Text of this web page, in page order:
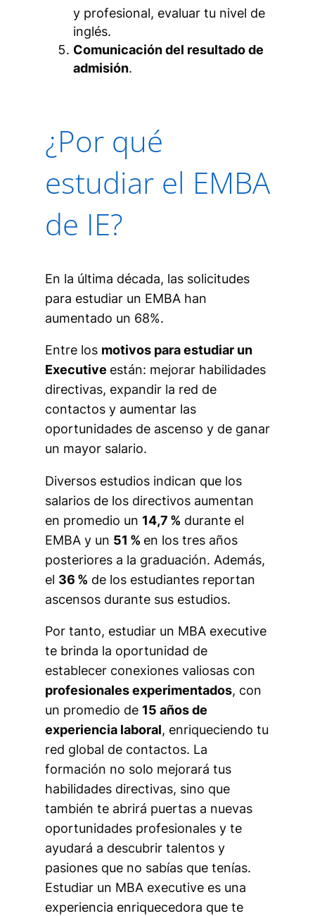
y profesional, evaluar tu nivel de
inglés.
Comunicación del resultado de
admisión.
¿Por qué
estudiar el EMBA
de IE?
En la última década, las solicitudes
para estudiar un EMBA han
aumentado un 68%.
Entre los motivos para estudiar un
Executive están: mejorar habilidades
directivas, expandir la red de
contactos y aumentar las
oportunidades de ascenso y de ganar
un mayor salario.
Diversos estudios indican que los
salarios de los directivos aumentan
en promedio un 14,7 % durante el
EMBA y un 51 % en los tres años
posteriores a la graduación. Además,
el 36 % de los estudiantes reportan
ascensos durante sus estudios.
Por tanto, estudiar un MBA executive
te brinda la oportunidad de
establecer conexiones valiosas con
profesionales experimentados, con
un promedio de 15 años de
experiencia laboral, enriqueciendo tu
red global de contactos. La
formación no solo mejorará tus
habilidades directivas, sino que
también te abrirá puertas a nuevas
oportunidades profesionales y te
ayudará a descubrir talentos y
pasiones que no sabías que tenías.
Estudiar un MBA executive es una
experiencia enriquecedora que te